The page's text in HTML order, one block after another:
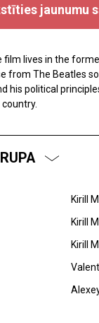
jaunumu
lives in the
from The Beatles
his political
Kirill
Kirill
Kirill